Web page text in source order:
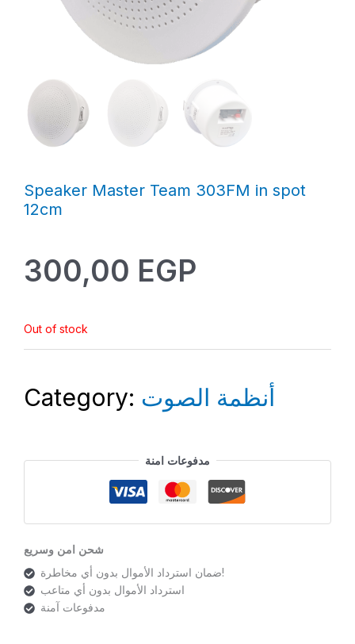
Speaker Master Team 303FM in spot
12cm
300,00 EGP
Out of stock
Category: أنظمة الصوت
مدفوعات امنة
شحن امن وسريع
ضمان استرداد الأموال بدون أي مخاطرة!
استرداد الأموال بدون أي متاعب
مدفوعات آمنة